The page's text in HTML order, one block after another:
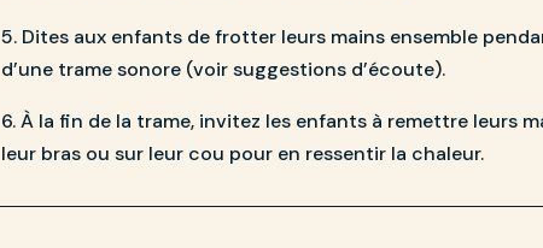
5. Dites aux enfants de frotter leurs mains ensemble
d’une trame sonore (voir suggestions d’écoute).
6. À la fin de la trame, invitez les enfants à remettre leurs
leur bras ou sur leur cou pour en ressentir la chaleur.